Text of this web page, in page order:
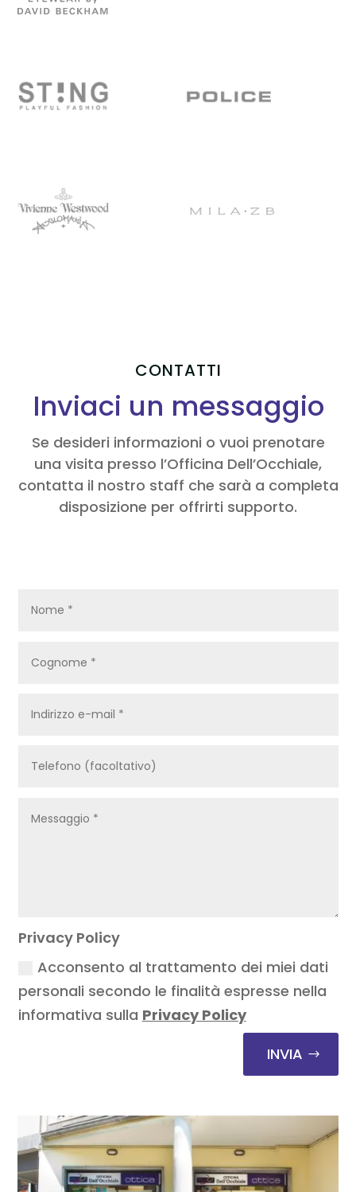
CONTATTI
Inviaci un messaggio
Se desideri informazioni o vuoi prenotare
una visita presso l’Officina Dell’Occhiale,
contatta il nostro staff che sarà a completa
disposizione per offrirti supporto.
Privacy Policy
Acconsento al trattamento dei miei dati
personali secondo le finalità espresse nella
informativa sulla Privacy Policy
INVIA